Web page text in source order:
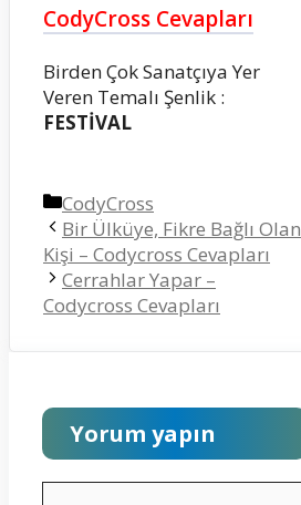
CodyCross Cevapları
Birden Çok Sanatçıya Yer
Veren Temalı Şenlik :
FESTİVAL
Kategoriler
CodyCross
Bir Ülküye, Fikre Bağlı Olan
Kişi – Codycross Cevapları
Cerrahlar Yapar –
Codycross Cevapları
Yorum yapın